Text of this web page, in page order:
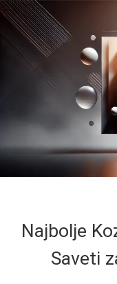
Najbolje
Saveti